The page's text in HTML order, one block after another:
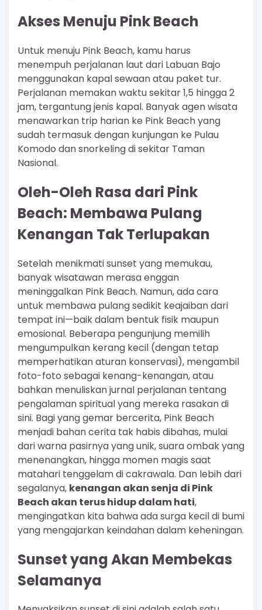
Akses Menuju Pink Beach
Untuk menuju Pink Beach, kamu harus
menempuh perjalanan laut dari Labuan Bajo
menggunakan kapal sewaan atau paket tur.
Perjalanan memakan waktu sekitar 1,5 hingga 2
jam, tergantung jenis kapal. Banyak agen wisata
menawarkan trip harian ke Pink Beach yang
sudah termasuk dengan kunjungan ke Pulau
Komodo dan snorkeling di sekitar Taman
Nasional.
Oleh-Oleh Rasa dari Pink
Beach: Membawa Pulang
Kenangan Tak Terlupakan
Setelah menikmati sunset yang memukau,
banyak wisatawan merasa enggan
meninggalkan Pink Beach. Namun, ada cara
untuk membawa pulang sedikit keajaiban dari
tempat ini—baik dalam bentuk fisik maupun
emosional. Beberapa pengunjung memilih
mengumpulkan kerang kecil (dengan tetap
memperhatikan aturan konservasi), mengambil
foto-foto sebagai kenang-kenangan, atau
bahkan menuliskan jurnal perjalanan tentang
pengalaman spiritual yang mereka rasakan di
sini. Bagi yang gemar bercerita, Pink Beach
menjadi bahan cerita tak habis dibahas, mulai
dari warna pasirnya yang unik, suara ombak yang
menenangkan, hingga momen magis saat
matahari tenggelam di cakrawala. Dan lebih dari
segalanya, kenangan akan senja di Pink
Beach akan terus hidup dalam hati,
mengingatkan kita bahwa ada surga kecil di bumi
yang mengajarkan keindahan dalam keheningan.
Sunset yang Akan Membekas
Selamanya